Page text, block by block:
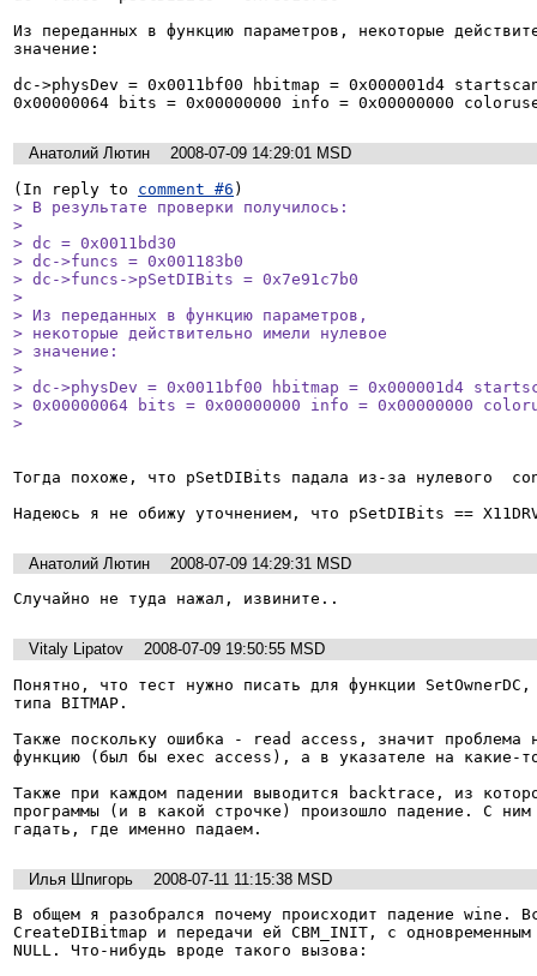
Из переданных в функцию параметров, некоторые
значение:
dc->physDev = 0x0011bf00 hbitmap = 0x000001d4
0x00000064 bits = 0x00000000 info = 0x00000000
Анатолий Лютин
2008-07-09 14:29:01 MSD
(In reply to comment #6
> В результате проверки получилось:
>
> dc = 0x0011bd30
> dc->funcs = 0x001183b0
> dc->funcs->pSetDIBits = 0x7e91c7b0
>
> Из переданных в функцию параметров,
> некоторые действительно имели нулевое
> значение:
>
> dc->physDev = 0x0011bf00 hbitmap = 0x000001d4
> 0x00000064 bits = 0x00000000 info = 0x00000000
>
Тогда похоже, что pSetDIBits падала из-за нулевого
Надеюсь я не обижу уточнением, что pSetDIBits ==
Анатолий Лютин
2008-07-09 14:29:31 MSD
Случайно не туда нажал, извините..
Vitaly Lipatov
2008-07-09 19:50:55 MSD
Понятно, что тест нужно писать для функции
типа BITMAP.
Также поскольку ошибка - read access, значит проблема
функцию (был бы exec access), а в указателе на какие-
Также при каждом падении выводится backtrace, из
программы (и в какой строчке) произошло падение. С
Илья Шпигорь
2008-07-11 11:15:38 MSD
В общем я разобрался почему происходит падение wine.
CreateDIBitmap и передачи ей CBM_INIT, с одновременным
NULL. Что-нибудь вроде такого вызова: